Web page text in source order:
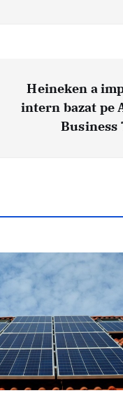
Heineken a
intern bazat pe
Business